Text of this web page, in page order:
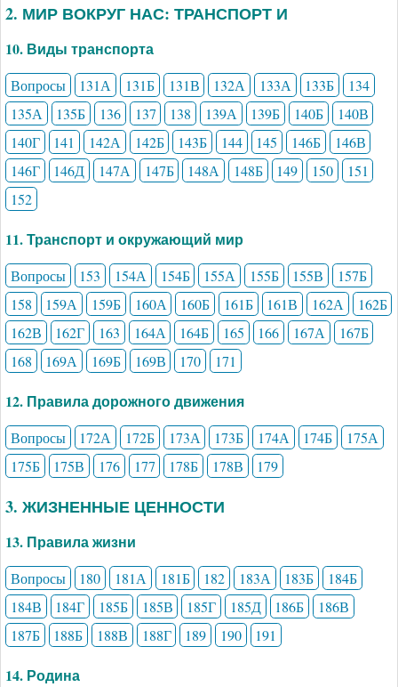
2. МИР ВОКРУГ НАС: ТРАНСПОРТ И
10. Виды транспорта
Вопросы 131А 131Б 131В 132А 133А 133Б
134
135А
135Б 136 137 138 139А 139Б 140Б
140В
140Г
141 142А 142Б 143Б 144 145 146Б
146В
146Г
146Д 147А 147Б 148А 148Б 149 150
151
152
11. Транспорт и окружающий мир
Вопросы 153 154А 154Б 155А 155Б 155В
157Б
158
159А 159Б 160А 160Б 161Б 161В 162А
162Б
162В
162Г 163 164А 164Б 165 166 167А
167Б
168
169А 169Б 169В 170 171
12. Правила дорожного движения
Вопросы 172А 172Б 173А 173Б 174А 174Б
175А
175Б
175В 176 177 178Б 178В 179
3. ЖИЗНЕННЫЕ ЦЕННОСТИ
13. Правила жизни
Вопросы 180 181А 181Б 182 183А 183Б
184Б
184В
184Г 185Б 185В 185Г 185Д 186Б
186В
187Б
188Б 188В 188Г 189 190 191
14. Родина